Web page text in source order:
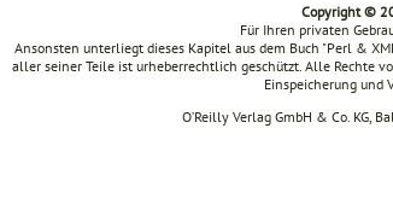
Copyright ©
Für Ihren privaten
Ansonsten unterliegt dieses Kapitel aus dem Buch "Perl &
aller seiner Teile ist urheberrechtlich geschützt. Alle Rechte
Einspeicherung und
O’Reilly Verlag GmbH & Co. KG,